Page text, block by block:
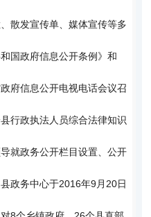
发宣传单、媒体宣传等多
国政府信息公开条例》和
府信息公开电视电话会议召
行政执法人员综合法律知识
就政务公开栏目设置、公开
政务中心于2016年9月20日